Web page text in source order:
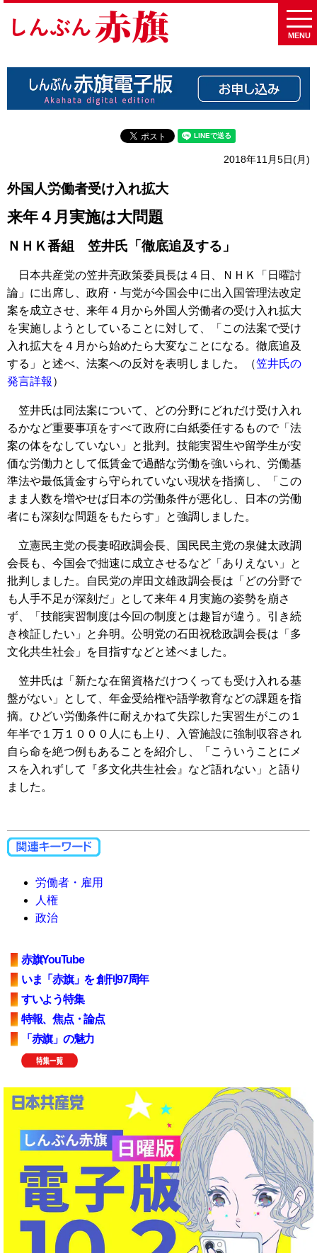
MENU
2018年11月5日(月)
外国人労働者受け入れ拡大
来年４月実施は大問題
ＮＨＫ番組 笠井氏「徹底追及する」
日本共産党の笠井亮政策委員長は４日、ＮＨＫ「日曜討
論」に出席し、政府・与党が今国会中に出入国管理法改定
案を成立させ、来年４月から外国人労働者の受け入れ拡大
を実施しようとしていることに対して、「この法案で受け
入れ拡大を４月から始めたら大変なことになる。徹底追及
する」と述べ、法案への反対を表明しました。（笠井氏の
発言詳報 ）
笠井氏は同法案について、どの分野にどれだけ受け入れ
るかなど重要事項をすべて政府に白紙委任するもので「法
案の体をなしていない」と批判。技能実習生や留学生が安
価な労働力として低賃金で過酷な労働を強いられ、労働基
準法や最低賃金すら守られていない現状を指摘し、「この
まま人数を増やせば日本の労働条件が悪化し、日本の労働
者にも深刻な問題をもたらす」と強調しました。
立憲民主党の長妻昭政調会長、国民民主党の泉健太政調
会長も、今国会で拙速に成立させるなど「ありえない」と
批判しました。自民党の岸田文雄政調会長は「どの分野で
も人手不足が深刻だ」として来年４月実施の姿勢を崩さ
ず、「技能実習制度は今回の制度とは趣旨が違う。引き続
き検証したい」と弁明。公明党の石田祝稔政調会長は「多
文化共生社会」を目指すなどと述べました。
笠井氏は「新たな在留資格だけつくっても受け入れる基
盤がない」として、年金受給権や語学教育などの課題を指
摘。ひどい労働条件に耐えかねて失踪した実習生がこの１
年半で１万１０００人にも上り、入管施設に強制収容され
自ら命を絶つ例もあることを紹介し、「こういうことにメ
スを入れずして『多文化共生社会』など語れない」と語り
ました。
労働者・雇用
人権
政治
赤旗YouTube
いま「赤旗」を 創刊97周年
すいよう特集
特報、焦点・論点
「赤旗」の魅力